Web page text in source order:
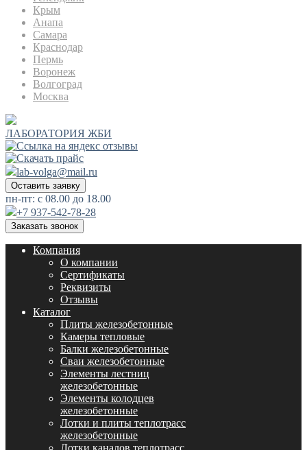
Крым
Анапа
Самара
Краснодар
Пермь
Воронеж
Волгоград
Москва
ЛАБОРАТОРИЯ ЖБИ
lab-volga@mail.ru
Оставить заявку
пн-пт: с 08.00 до 18.00
+7 937-542-78-28
Заказать звонок
Компания
О компании
Сертификаты
Реквизиты
Отзывы
Каталог
Плиты железобетонные
Камеры тепловые
Балки железобетонные
Сваи железобетонные
Элементы лестниц
железобетонные
Элементы колодцев
железобетонные
Лотки и плиты теплотрасс
железобетонные
Лотки каналов теплотрасс